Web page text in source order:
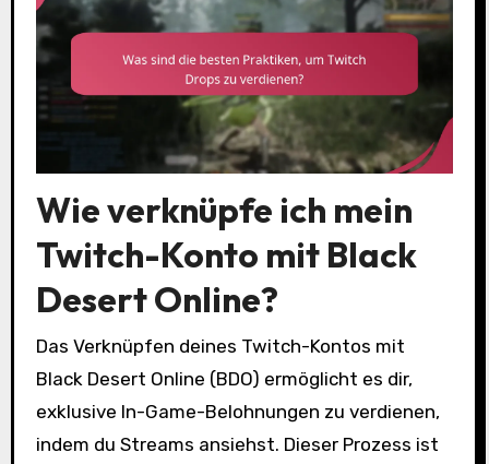
Wie verknüpfe ich mein
Twitch-Konto mit Black
Desert Online?
Das Verknüpfen deines Twitch-Kontos mit
Black Desert Online (BDO) ermöglicht es dir,
exklusive In-Game-Belohnungen zu verdienen,
indem du Streams ansiehst. Dieser Prozess ist